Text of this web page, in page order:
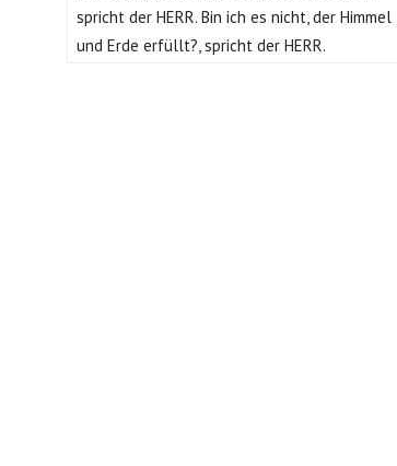
spricht der HERR. Bin ich es nicht, der Himmel
und Erde erfüllt?, spricht der HERR.